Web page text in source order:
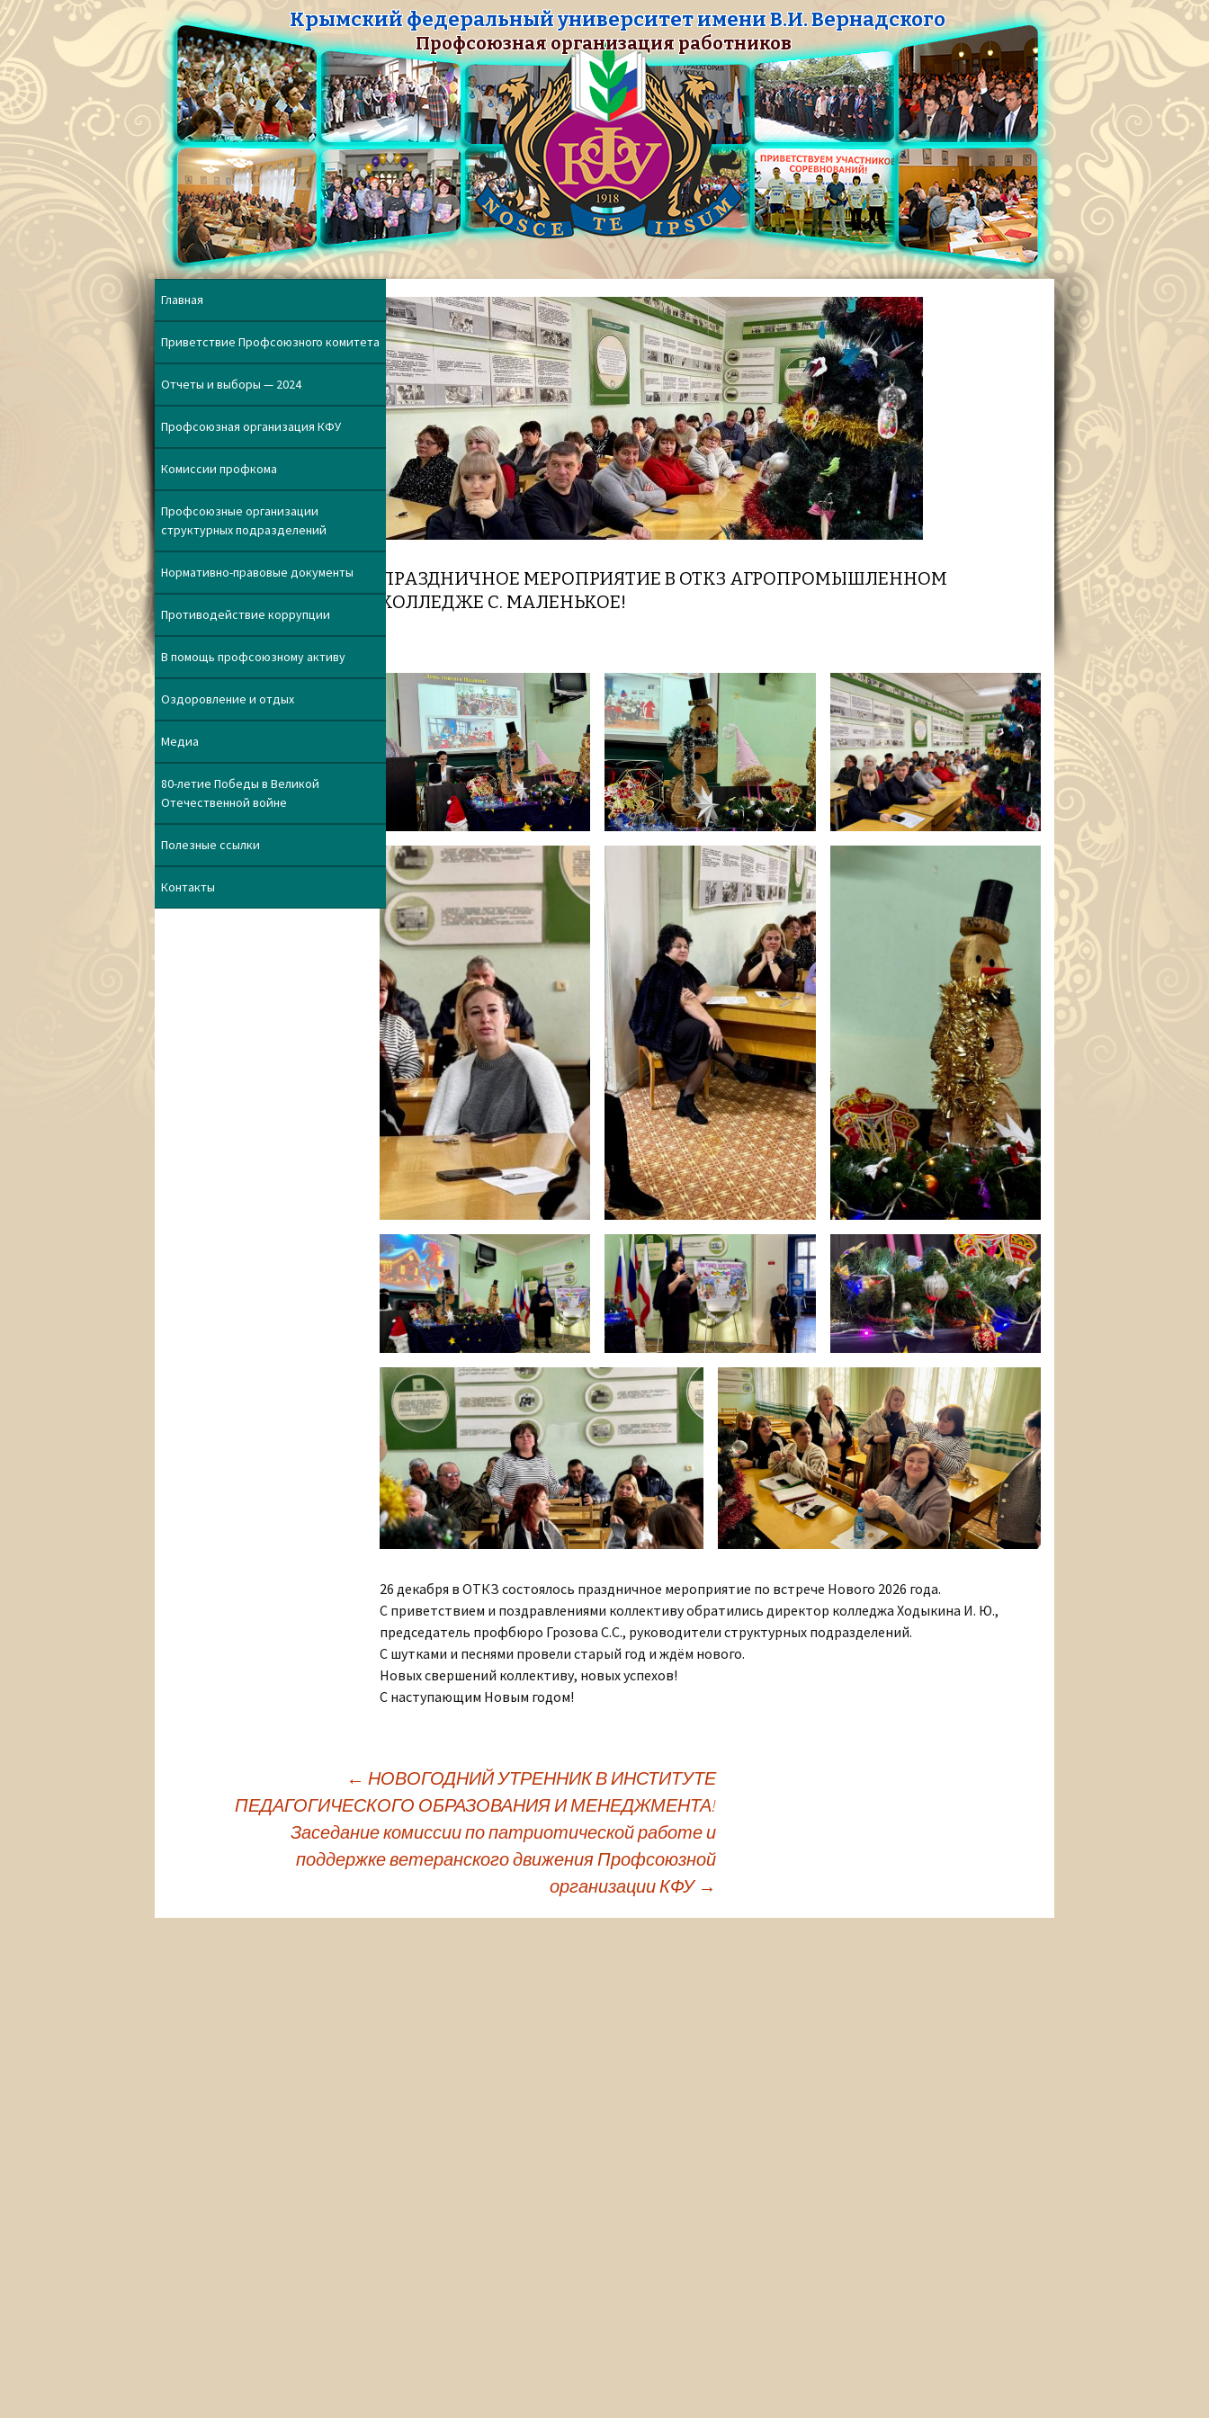
Крымский федеральный университет имени В.И. Вернадского
Профсоюзная организация работников
ПРАЗДНИЧНОЕ МЕРОПРИЯТИЕ В ОТКЗ АГРОПРОМЫШЛЕННОМ
КОЛЛЕДЖЕ С. МАЛЕНЬКОЕ!
26 декабря в ОТКЗ состоялось праздничное мероприятие по встрече Нового 2026 года.
С приветствием и поздравлениями коллективу обратились директор колледжа Ходыкина И. Ю.,
председатель профбюро Грозова С.С., руководители структурных подразделений.
С шутками и песнями провели старый год и ждём нового.
Новых свершений коллективу, новых успехов!
С наступающим Новым годом!
Навигация
записям
← НОВОГОДНИЙ УТРЕННИК В ИНСТИТУТЕ
ПЕДАГОГИЧЕСКОГО ОБРАЗОВАНИЯ И МЕНЕДЖМЕНТА!
Заседание комиссии по патриотической работе и
поддержке ветеранского движения Профсоюзной
организации КФУ →
Главная
Приветствие Профсоюзного комитета
Отчеты и выборы — 2024
Профсоюзная организация КФУ
Комиссии профкома
Профсоюзные организации
структурных подразделений
Нормативно-правовые документы
Противодействие коррупции
В помощь профсоюзному активу
Оздоровление и отдых
Медиа
80-летие Победы в Великой
Отечественной войне
Полезные ссылки
Контакты